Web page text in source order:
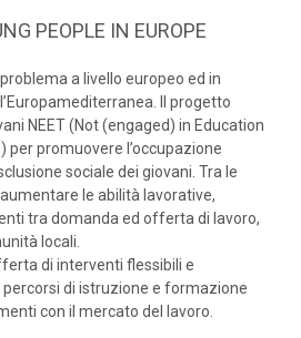
PEOPLE IN EUROPE
a livello europeo ed in
Il progetto
NEET (Not (engaged) in Education
per promuovere l’occupazione
sociale dei giovani. Tra le
le abilità lavorative,
tra domanda ed offerta di lavoro,
locali.
di interventi flessibili e
di istruzione e formazione
con il mercato del lavoro.